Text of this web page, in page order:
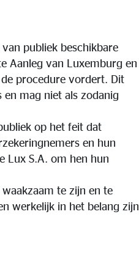
publiek beschikbare
Aanleg van Luxemburg en
procedure vordert. Dit
mag niet als zodanig
op het feit dat
en hun
Lux S.A. om hen hun
te zijn en te
werkelijk in het belang zijn